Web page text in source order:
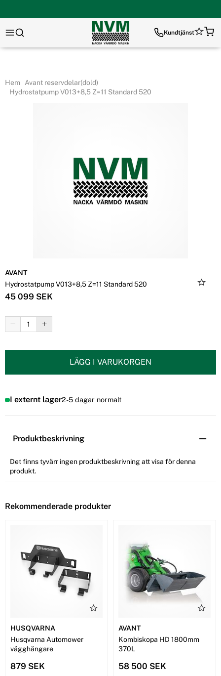
Kundtjänst
Hem
Avant reservdelar(dold)
Hydrostatpump V013+8,5 Z=11 Standard 520
AVANT
Hydrostatpump V013+8,5 Z=11 Standard 520
45 099 SEK
LÄGG I VARUKORGEN
I externt lager2-5 dagar normalt
Produktbeskrivning
Det finns tyvärr ingen produktbeskrivning att visa för denna
produkt.
Rekommenderade produkter
HUSQVARNA
Husqvarna Automower
vägghängare
879 SEK
AVANT
Kombiskopa HD 1800mm
370L
58 500 SEK